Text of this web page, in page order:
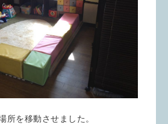
所を移動させました。